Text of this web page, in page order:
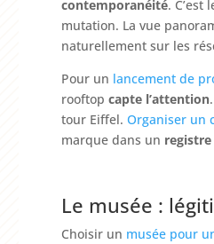
contemporanéité.
mutation. La vue
naturellement sur les
Pour un lancement de
rooftopcapte l’attention
tour Eiffel.Organiser un
marque dans un
Le musée :
Choisir un musée pour